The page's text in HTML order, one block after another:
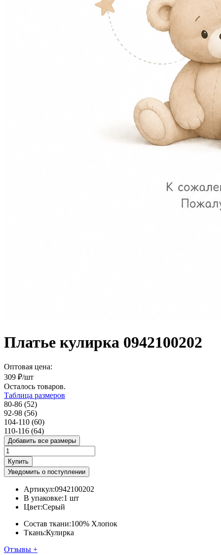
Платье кулирка 0942100202
Оптовая цена:
309 ₽/шт
Осталось товаров.
Таблица размеров
80-86 (52)
92-98 (56)
104-110 (60)
110-116 (64)
Добавить все размеры
Купить
Уведомить о поступлении
Артикул:0942100202
В упаковке:1 шт
Цвет:Серый
Состав ткани:100% Хлопок
Ткань:Кулирка
Отзывы +